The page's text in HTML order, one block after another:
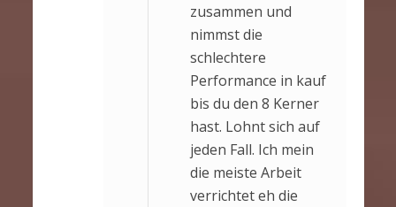
zusammen und
nimmst die
schlechtere
Performance in kauf
bis du den 8 Kerner
hast. Lohnt sich auf
jeden Fall. Ich mein
die meiste Arbeit
verrichtet eh die